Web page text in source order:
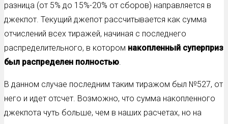
разница (от 5% до 15%-20% от сборов) направляется в
джекпот. Текущий джепот рассчитывается как сумма
отчислений всех тиражей, начиная с последнего
распределительного, в котором накопленный суперприз
был распределен полностью.
В данном случае последним таким тиражом был №527, от
него и идет отсчет. Возможно, что сумма накопленного
джекпота чуть больше, чем в наших расчетах, но на